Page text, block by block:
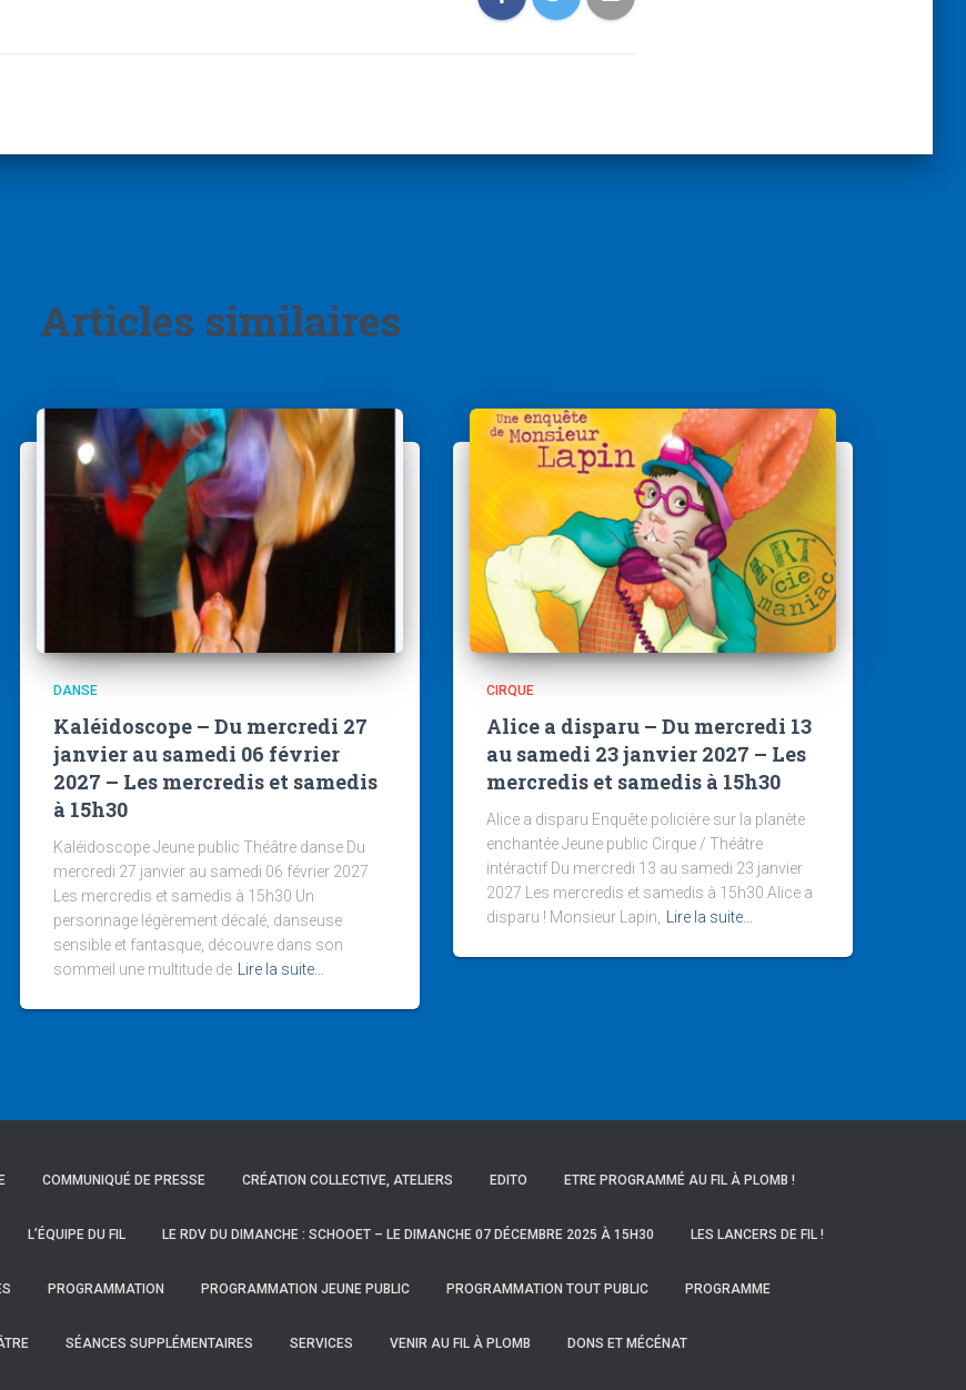
Articles similaires
DANSE
Kaléidoscope – Du mercredi 27
janvier au samedi 06 février
2027 – Les mercredis et samedis
à 15h30
Kaléidoscope Jeune public Théâtre danse Du
mercredi 27 janvier au samedi 06 février 2027
Les mercredis et samedis à 15h30 Un
personnage légèrement décalé, danseuse
sensible et fantasque, découvre dans son
sommeil une multitude de
Lire la suite…
CIRQUE
Alice a disparu – Du mercredi 13
au samedi 23 janvier 2027 – Les
mercredis et samedis à 15h30
Alice a disparu Enquête policière sur la planète
enchantée Jeune public Cirque / Théâtre
intéractif Du mercredi 13 au samedi 23 janvier
2027 Les mercredis et samedis à 15h30 Alice a
disparu ! Monsieur Lapin,
Lire la suite…
COMMUNIQUÉ DE PRESSE CRÉATION COLLECTIVE, ATELIERS EDITO ETRE PROGRAMMÉ AU FIL À PLOMB !
L’ÉQUIPE DU FIL LE RDV DU DIMANCHE : SCHOOET – LE DIMANCHE 07 DÉCEMBRE 2025 À 15H30 LES LANCERS DE FIL !
PROGRAMMATION PROGRAMMATION JEUNE PUBLIC PROGRAMMATION TOUT PUBLIC PROGRAMME
SÉANCES SUPPLÉMENTAIRES SERVICES VENIR AU FIL À PLOMB DONS ET MÉCÉNAT